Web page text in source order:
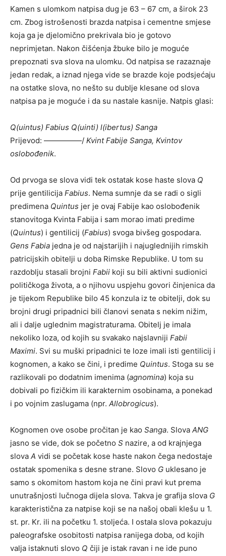
Kamen s ulomkom natpisa dug je 63 – 67 cm, a širok 23
cm. Zbog istrošenosti brazda natpisa i cementne smjese
koja ga je djelomično prekrivala bio je gotovo
neprimjetan. Nakon čišćenja žbuke bilo je moguće
prepoznati sva slova na ulomku. Od natpisa se razaznaje
jedan redak, a iznad njega vide se brazde koje podsjećaju
na ostatke slova, no nešto su dublje klesane od slova
natpisa pa je moguće i da su nastale kasnije. Natpis glasi:
Q(uintus) Fabius Q(uinti) l(ibertus) Sanga
Prijevod: —————/ Kvint Fabije Sanga, Kvintov
oslobođenik.
Od prvoga se slova vidi tek ostatak kose haste slova Q
prije gentilicija Fabius. Nema sumnje da se radi o sigli
predimena Quintus jer je ovaj Fabije kao oslobođenik
stanovitoga Kvinta Fabija i sam morao imati predime
(Quintus) i gentilicij (Fabius) svoga bivšeg gospodara.
Gens Fabia jedna je od najstarijih i najuglednijih rimskih
patricijskih obitelji u doba Rimske Republike. U tom su
razdoblju stasali brojni Fabii koji su bili aktivni sudionici
političkoga života, a o njihovu uspjehu govori činjenica da
je tijekom Republike bilo 45 konzula iz te obitelji, dok su
brojni drugi pripadnici bili članovi senata s nekim nižim,
ali i dalje uglednim magistraturama. Obitelj je imala
nekoliko loza, od kojih su svakako najslavniji Fabii
Maximi. Svi su muški pripadnici te loze imali isti gentilicij i
kognomen, a kako se čini, i predime Quintus. Stoga su se
razlikovali po dodatnim imenima (agnomina) koja su
dobivali po fizičkim ili karakternim osobinama, a ponekad
i po vojnim zaslugama (npr. Allobrogicus).
Kognomen ove osobe pročitan je kao Sanga. Slova ANG
jasno se vide, dok se početno S nazire, a od krajnjega
slova A vidi se početak kose haste nakon čega nedostaje
ostatak spomenika s desne strane. Slovo G uklesano je
samo s okomitom hastom koja ne čini pravi kut prema
unutrašnjosti lučnoga dijela slova. Takva je grafija slova G
karakteristična za natpise koji se na našoj obali klešu u 1.
st. pr. Kr. ili na početku 1. stoljeća. I ostala slova pokazuju
paleografske osobitosti natpisa ranijega doba, od kojih
valja istaknuti slovo Q čiji je istak ravan i ne ide puno